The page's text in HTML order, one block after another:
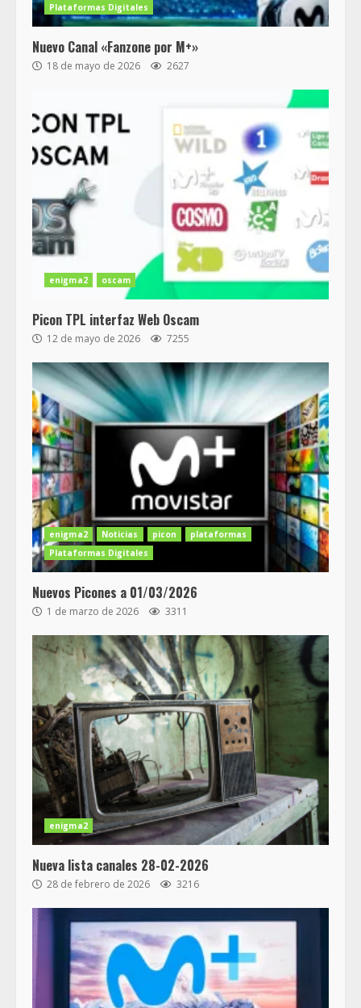
Plataformas Digitales
Nuevo Canal «Fanzone por M+»
18 de mayo de 2026 2627
enigma2 oscam
Picon TPL interfaz Web Oscam
12 de mayo de 2026 7255
enigma2 Noticias picon
plataformas
Plataformas Digitales
Nuevos Picones a 01/03/2026
1 de marzo de 2026 3311
enigma2
Nueva lista canales 28-02-2026
28 de febrero de 2026 3216